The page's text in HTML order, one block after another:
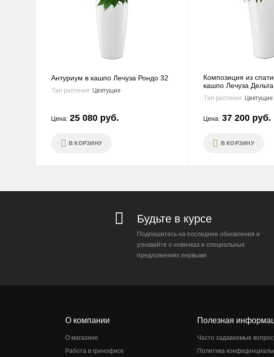
Антуриум в кашпо Лечуза Рондо 32
Тип растения: Цветущие
Цена: 25 080 руб.
В КОРЗИНУ
Композиция из
кашпо Лечуза
Тип растения: Цветущие
Цена: 37 200 руб.
В КОРЗИНУ
Будьте в курсе
Подпишитесь на последние обновления и
узнавайте о новинках и специальных
предложениях первыми
О компании
О магазине
Работа в гринофисе
Полезная
Часто задаваемые
Политика